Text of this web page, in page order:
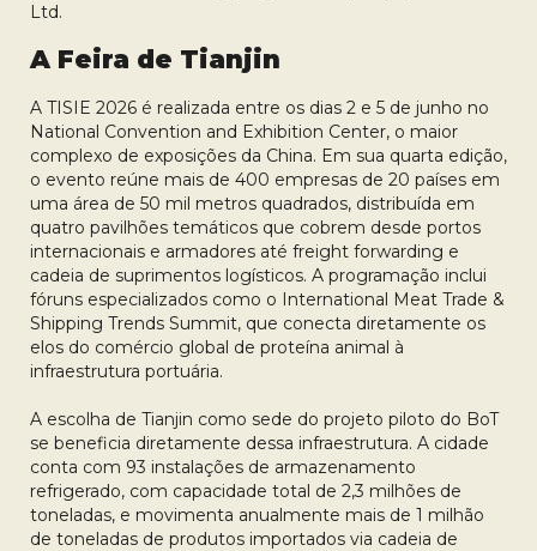
Ltd.
A Feira de Tianjin
A TISIE 2026 é realizada entre os dias 2 e 5 de junho no
National Convention and Exhibition Center, o maior
complexo de exposições da China. Em sua quarta edição,
o evento reúne mais de 400 empresas de 20 países em
uma área de 50 mil metros quadrados, distribuída em
quatro pavilhões temáticos que cobrem desde portos
internacionais e armadores até freight forwarding e
cadeia de suprimentos logísticos. A programação inclui
fóruns especializados como o International Meat Trade &
Shipping Trends Summit, que conecta diretamente os
elos do comércio global de proteína animal à
infraestrutura portuária.
A escolha de Tianjin como sede do projeto piloto do BoT
se beneficia diretamente dessa infraestrutura. A cidade
conta com 93 instalações de armazenamento
refrigerado, com capacidade total de 2,3 milhões de
toneladas, e movimenta anualmente mais de 1 milhão
de toneladas de produtos importados via cadeia de